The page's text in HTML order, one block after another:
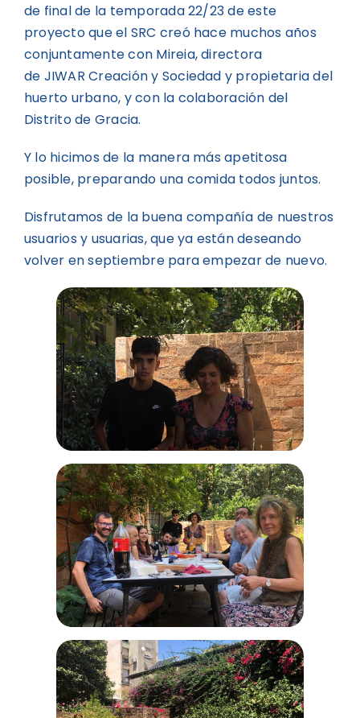
de final de la temporada 22/23 de este
proyecto que el SRC creó hace muchos años
conjuntamente con Mireia, directora
de JIWAR Creación y Sociedad y propietaria del
huerto urbano, y con la colaboración del
Distrito de Gracia.
Y lo hicimos de la manera más apetitosa
posible, preparando una comida todos juntos.
Disfrutamos de la buena compañía de nuestros
usuarios y usuarias, que ya están deseando
volver en septiembre para empezar de nuevo.